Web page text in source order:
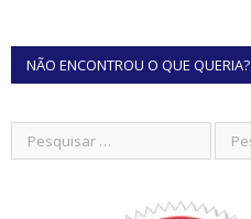
NÃO ENCONTROU O QUE QUERIA?